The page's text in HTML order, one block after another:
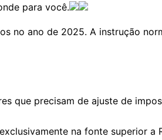
para você.
no ano de 2025. A instrução
que precisam de ajuste de
na fonte superior a